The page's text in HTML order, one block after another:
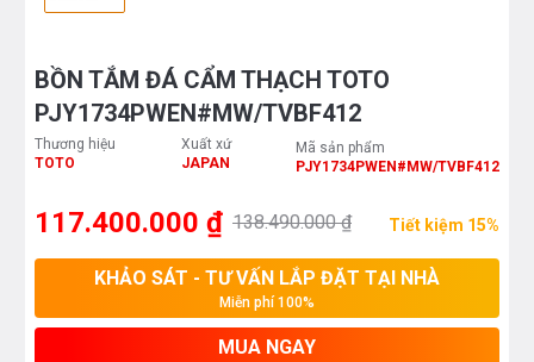
BỒN TẮM ĐÁ CẨM THẠCH TOTO
PJY1734PWEN#MW/TVBF412
Thương hiệu
TOTO
Xuất xứ
JAPAN
Mã sản phẩm
PJY1734PWEN#MW/TVBF412
117.400.000 ₫ 138.490.000 ₫ Tiết kiệm 15%
KHẢO SÁT - TƯ VẤN LẮP ĐẶT TẠI NHÀ
Miễn phí 100%
MUA NGAY